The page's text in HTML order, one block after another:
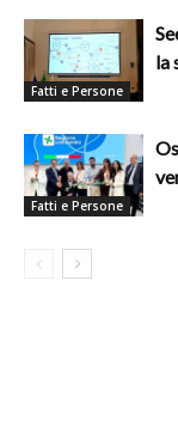
Fatti e Persone
la
Fatti e Persone